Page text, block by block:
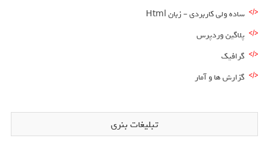
ساده ولی کاربردی – زبان Html
پلاگین وردپرس
گرافیک
گزارش ها و آمار
تبلیغات بنری